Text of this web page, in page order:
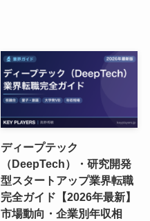
ディープテック
（DeepTech）・研究開発
型スタートアップ業界転職
完全ガイド【2026年最新】
市場動向・企業別年収相